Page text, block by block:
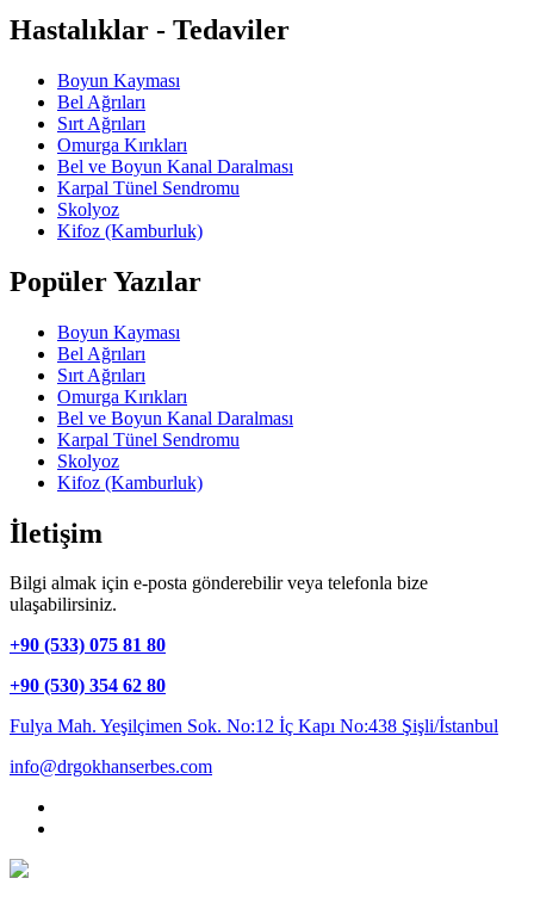
Hastalıklar - Tedaviler
Boyun Kayması
Bel Ağrıları
Sırt Ağrıları
Omurga Kırıkları
Bel ve Boyun Kanal Daralması
Karpal Tünel Sendromu
Skolyoz
Kifoz (Kamburluk)
Popüler Yazılar
Boyun Kayması
Bel Ağrıları
Sırt Ağrıları
Omurga Kırıkları
Bel ve Boyun Kanal Daralması
Karpal Tünel Sendromu
Skolyoz
Kifoz (Kamburluk)
İletişim
Bilgi almak için e-posta gönderebilir veya telefonla bize
ulaşabilirsiniz.
+90 (533) 075 81 80
+90 (530) 354 62 80
Fulya Mah. Yeşilçimen Sok. No:12 İç Kapı No:438 Şişli/İstanbul
info@drgokhanserbes.com